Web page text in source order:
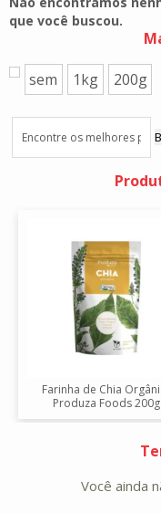
que você buscou.
sem 1kg 200g
Farinha de Chia
Produza Foods 200g
Você ainda